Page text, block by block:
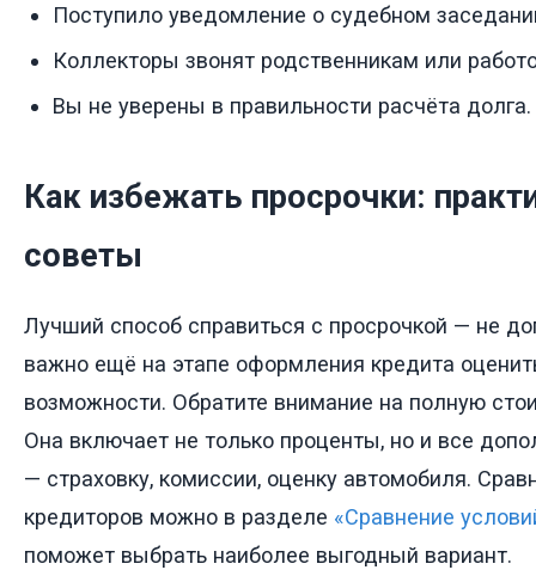
Поступило уведомление о судебном
Коллекторы звонят родственникам или
Вы не уверены в правильности расчёта долга.
Как избежать просрочки:
советы
Лучший способ справиться с просрочкой — не
важно ещё на этапе оформления кредита
возможности. Обратите внимание на полную
Она включает не только проценты, но и все
— страховку, комиссии, оценку автомобиля.
кредиторов можно в разделе «Сравнение
поможет выбрать наиболее выгодный вариант.